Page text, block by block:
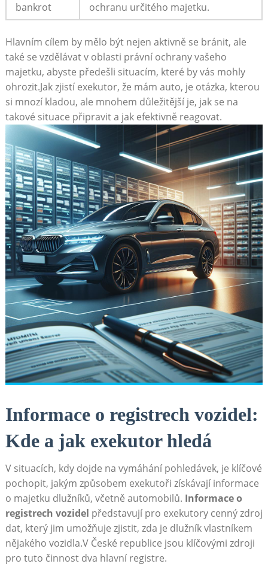
bankrot
ochranu určitého majetku.
Hlavním cílem by mělo být nejen aktivně se bránit, ale
‌také se vzdělávat v oblasti právní ochrany vašeho
majetku, abyste předešli situacím, které by​ vás mohly
ohrozit.Jak zjistí exekutor, že mám auto, je otázka, kterou
si mnozí kladou, ale mnohem důležitější je, jak se na
takové situace připravit a jak efektivně reagovat.
Informace o registrech vozidel:
Kde a jak exekutor‌ hledá
V situacích, kdy dojde na vymáhání pohledávek, je klíčové
pochopit, jakým ⁣způsobem exekutoři získávají ‌informace
o majetku dlužníků, ⁣včetně automobilů. Informace ⁢o
registrech ⁤vozidel představují pro exekutory cenný zdroj​
dat, který jim umožňuje zjistit, zda je dlužník vlastníkem
nějakého vozidla.V České republice ⁤jsou ⁤klíčovými zdroji
pro‌ tuto činnost dva hlavní registre.